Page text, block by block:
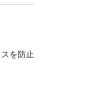
を防止